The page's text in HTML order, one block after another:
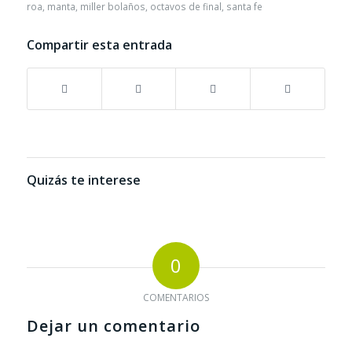
roa, manta, miller bolaños, octavos de final, santa fe
Compartir esta entrada
Quizás te interese
0
COMENTARIOS
Dejar un comentario